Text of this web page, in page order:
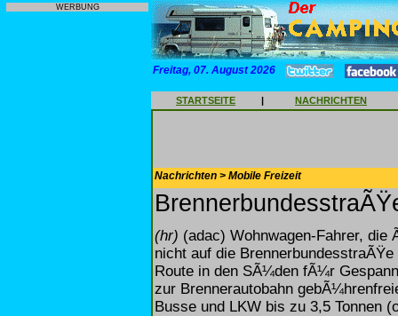
WERBUNG
Freitag, 07. August 2026
STARTSEITE | NACHRICHTEN
Nachrichten > Mobile Freizeit
(hr) (adac) Wohnwagen-Fahrer, die
nicht auf die
Route in den SÃ¼den fÃ¼r
zur Brennerautobahn
Busse und LKW bis zu 3,5 Tonnen